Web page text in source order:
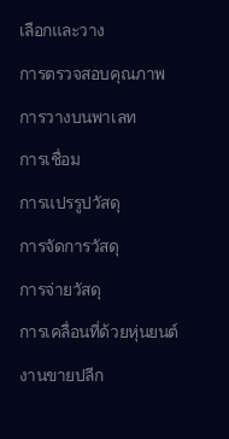
เลือกและวาง
การตรวจสอบคุณภาพ
การวางบนพาเลท
การเชื่อม
การแปรรูปวัสดุ
การจัดการวัสดุ
การจ่ายวัสดุ
การเคลื่อนที่ด้วยหุ่นยนต์
งานขายปลีก